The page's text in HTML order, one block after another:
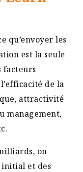
qu’envoyer les
est la seule
facteurs
de la
attractivité
management,
on
et des